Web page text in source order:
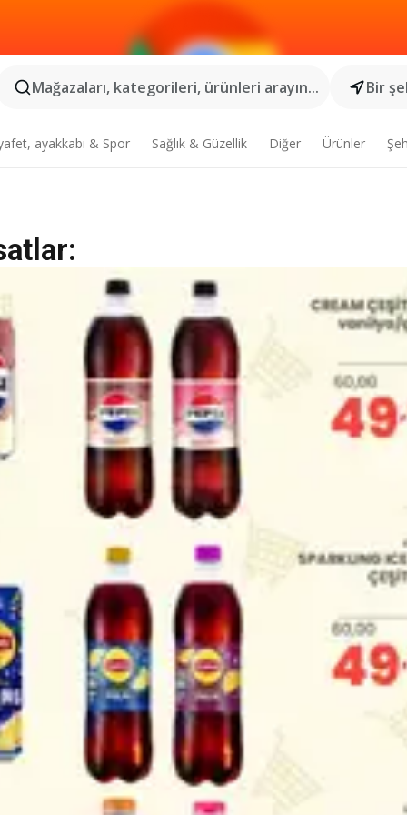
Mağazaları, kategorileri, ürünleri arayın... Bir
ayakkabı & Spor Sağlık & Güzellik Diğer Ürünler